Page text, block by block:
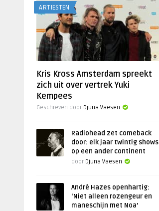
ARTIESTEN
Kris Kross Amsterdam spreekt
zich uit over vertrek Yuki
Kempees
Geschreven door Djuna Vaesen
Radiohead zet comeback
door: elk jaar twintig shows
op een ander continent
door Djuna Vaesen
André Hazes openhartig:
‘Niet alleen rozengeur en
maneschijn met Noa’